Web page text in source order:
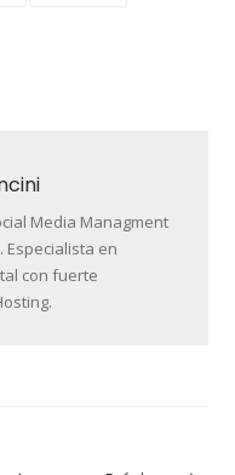
Media Managment
Especialista en
con fuerte